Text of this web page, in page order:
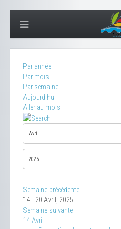
Par année
Par mois
Par semaine
Aujourd'hui
Aller au mois
Semaine précédente
14 - 20 Avril, 2025
Semaine suivante
14 Avril